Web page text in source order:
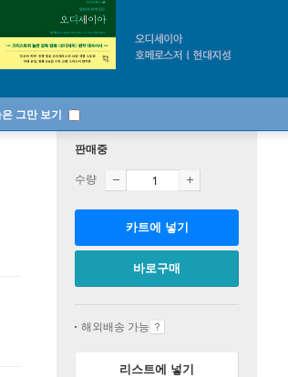
은 그만 보기
*[종료] YES24 특전 오피셜 자
토카드 1종 랜덤 ]
판매중
수량
카트에 넣기
바로구매
해외배송 가능
리스트에 넣기